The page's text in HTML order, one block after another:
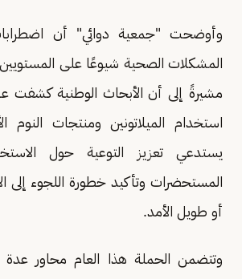
وأوضحت "جمعية دوائي" أن
المشكلات الصحية شيوعًا على المستويين
مشيرةً إلى أن الأبحاث الوطنية كشفت
استخدام الميلاتونين ومنتجات النوم
يستدعي تعزيز التوعية حول
المستحضرات وتأكيد خطورة اللجوء إلى
أو طويل الأمد.
وتتضمن الحملة هذا العام محاور عدة